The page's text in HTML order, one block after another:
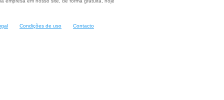
Condições de uso Contacto